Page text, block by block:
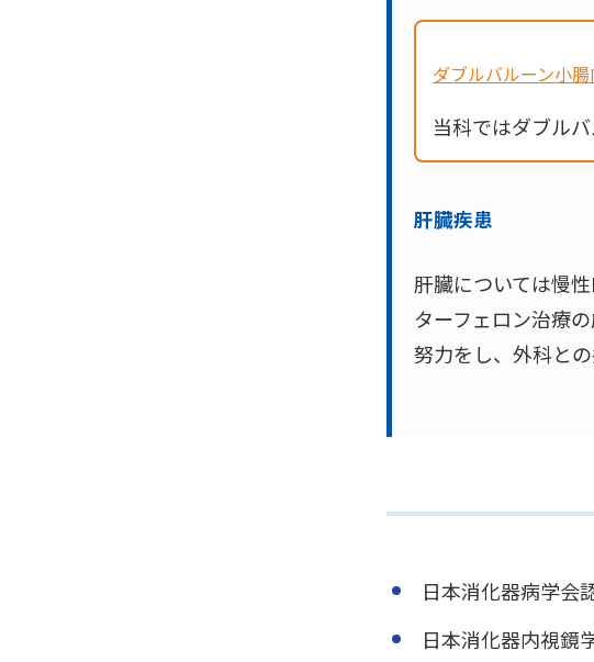
ダブルバルーン小
当科ではダブル
肝臓疾患
肝臓については慢
ターフェロン治療
努力をし、外科と
日本消化器病学会
日本消化器内視鏡